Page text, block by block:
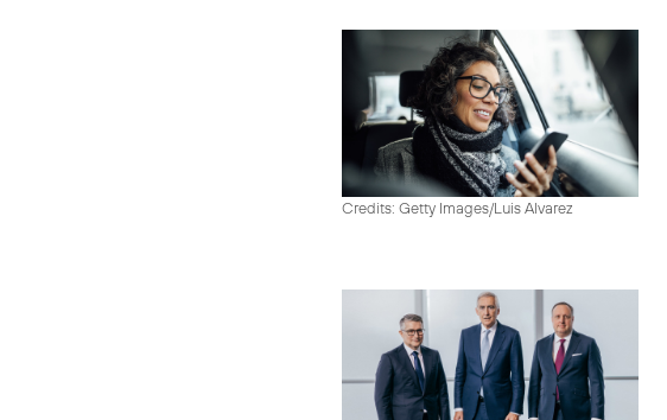
Credits: Getty Images/Luis Alvarez